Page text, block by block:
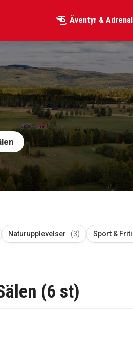
Äventyr &
Naturupplevelser (3) Sport &
(6 st)